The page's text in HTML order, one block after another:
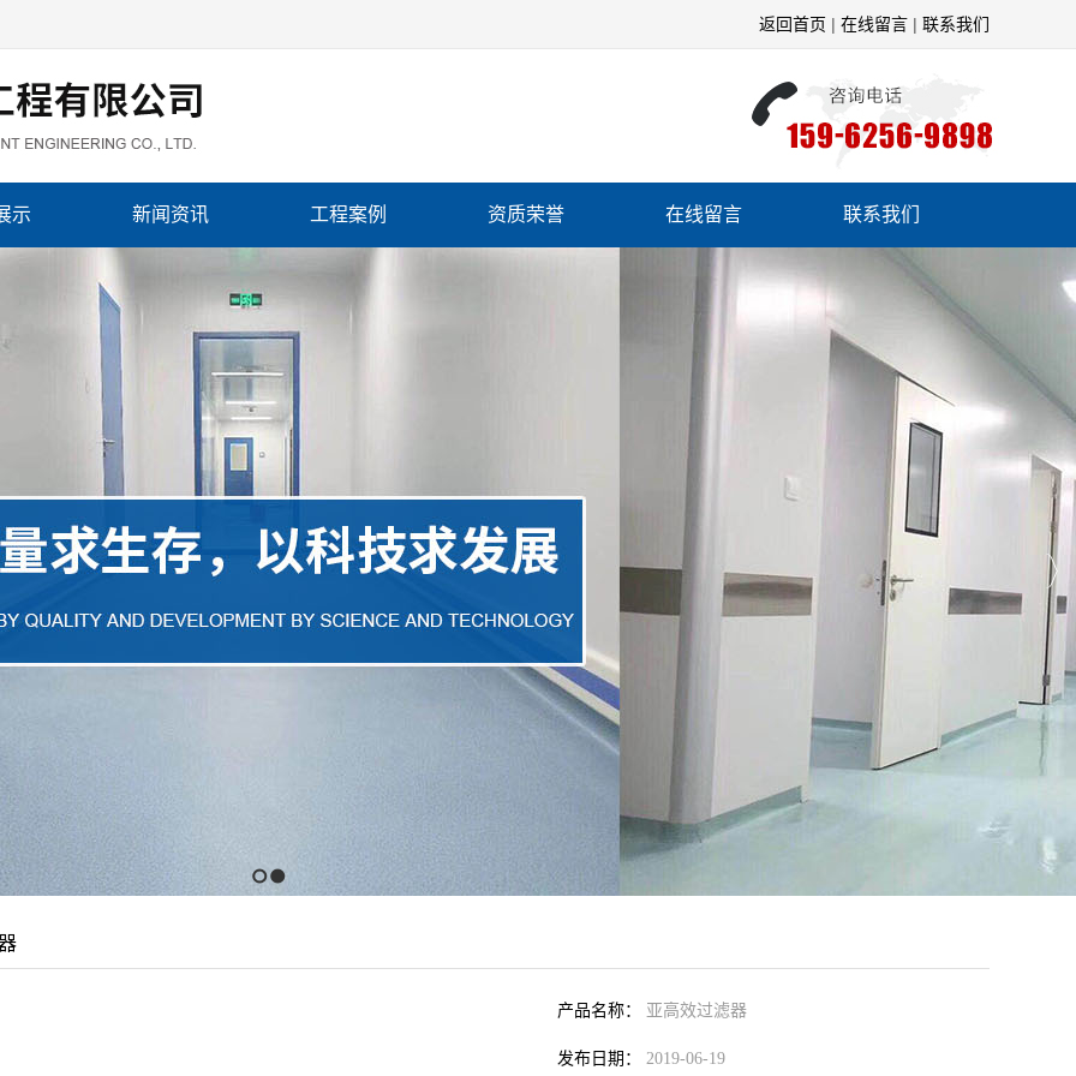
返回首页 | 在线留言 | 联系我们
示 新闻资讯 工程案例 资质荣誉 在线留言 联系我们
1 2
产品名称： 亚高效过滤器
发布日期： 2019-06-19